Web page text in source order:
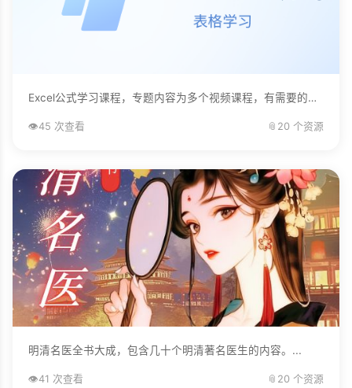
Excel公式学习课程，专题内容为多个视频课程，有需要的自己下载学习。...
👁️45 次查看 📎 20 个资源
明清名医全书大成，包含几十个明清著名医生的内容。...
👁️41 次查看 📎 20 个资源